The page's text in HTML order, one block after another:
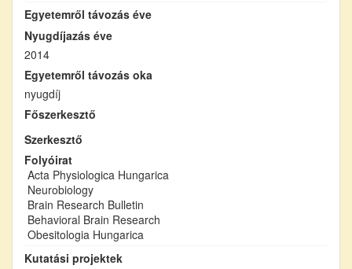
Egyetemről távozás éve
Nyugdíjazás éve
2014
Egyetemről távozás oka
nyugdíj
Főszerkesztő
Szerkesztő
Folyóirat
Acta Physiologica Hungarica
Neurobiology
Brain Research Bulletin
Behavioral Brain Research
Obesitologia Hungarica
Kutatási projektek